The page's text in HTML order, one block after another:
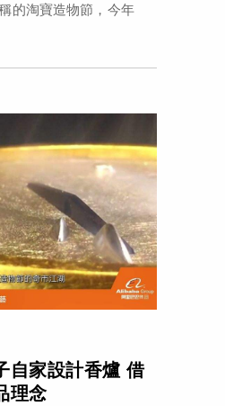
的淘寶造物節，今年
自家設計香爐 借
理念